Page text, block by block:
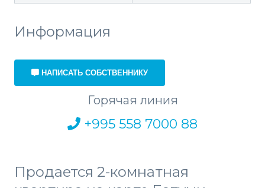
Информация
НАПИСАТЬ СОБСТВЕННИКУ
Горячая линия
+995 558 7000 88
Продается 2-комнатная